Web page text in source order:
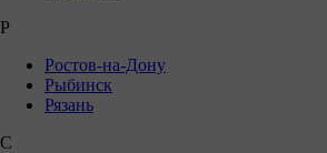
Р
Ростов-на-Дону
Рыбинск
Рязань
С